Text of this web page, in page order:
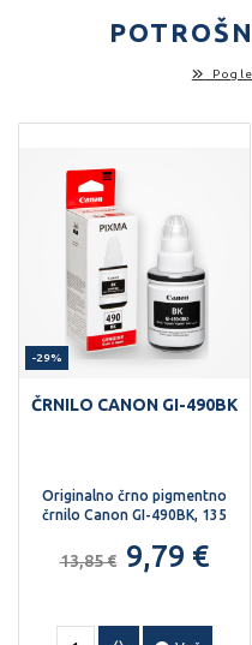
-29%
ČRNILO CANON GI-490BK
Originalno črno pigmentno
črnilo Canon GI-490BK, 135
13,85 € 9,79 €